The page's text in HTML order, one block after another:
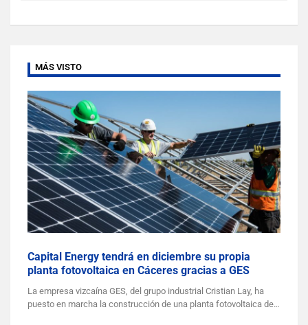
MÁS VISTO
Capital Energy tendrá en diciembre su propia
planta fotovoltaica en Cáceres gracias a GES
La empresa vizcaína GES, del grupo industrial Cristian Lay, ha
puesto en marcha la construcción de una planta fotovoltaica de…